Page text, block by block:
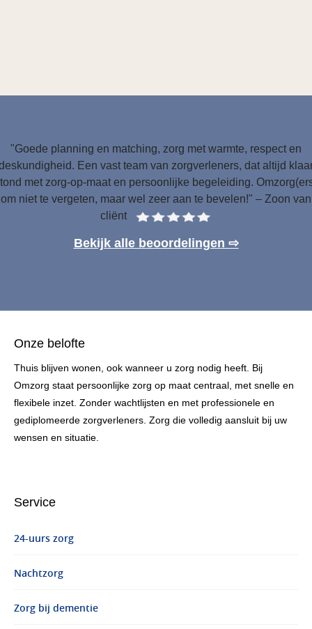
"Goede planning en matching, zorg met warmte, respect en
Een vast team van zorgverleners, dat altijd
met zorg-op-maat en persoonlijke begeleiding.
om niet te vergeten, maar wel zeer aan te bevelen!" – Zoon van
cliënt
Bekijk alle beoordelingen ⇨
Onze belofte
Thuis blijven wonen, ook wanneer u zorg nodig heeft. Bij
Omzorg staat persoonlijke zorg op maat centraal, met snelle en
flexibele inzet. Zonder wachtlijsten en met professionele en
gediplomeerde zorgverleners. Zorg die volledig aansluit bij uw
wensen en situatie.
Service
24-uurs zorg
Nachtzorg
Zorg bij dementie